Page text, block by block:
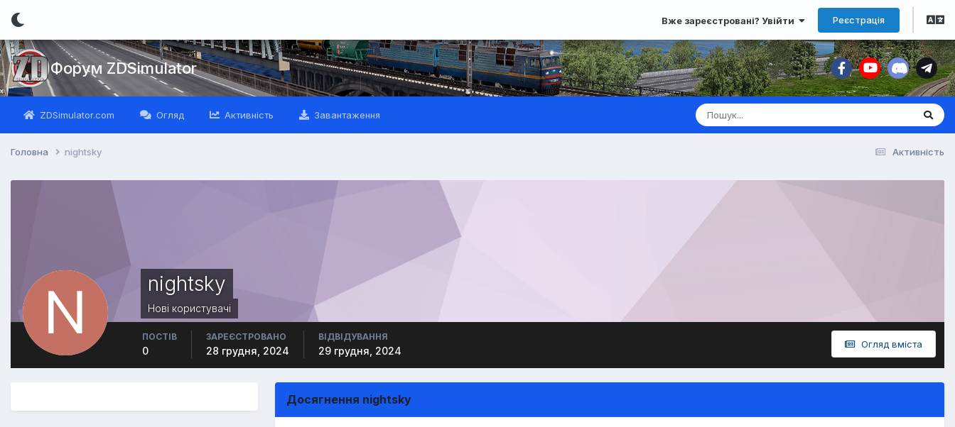
Вже зареєстровані? Увійти Реєстрація
Форум ZDSimulator
ZDSimulator.com Огляд Активність Завантаження
Активність
Головна nightsky
nightsky
Нові користувачі
Огляд вміста
ПОСТІВ
0
ЗАРЕЄСТРОВАНО
28 грудня, 2024
ВІДВІДУВАННЯ
29 грудня, 2024
Досягнення nightsky